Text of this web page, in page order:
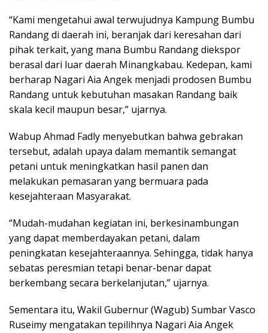
“Kami mengetahui awal terwujudnya Kampung Bumbu
Randang di daerah ini, beranjak dari keresahan dari
pihak terkait, yang mana Bumbu Randang diekspor
berasal dari luar daerah Minangkabau. Kedepan, kami
berharap Nagari Aia Angek menjadi prodosen Bumbu
Randang untuk kebutuhan masakan Randang baik
skala kecil maupun besar,” ujarnya.
Wabup Ahmad Fadly menyebutkan bahwa gebrakan
tersebut, adalah upaya dalam memantik semangat
petani untuk meningkatkan hasil panen dan
melakukan pemasaran yang bermuara pada
kesejahteraan Masyarakat.
“Mudah-mudahan kegiatan ini, berkesinambungan
yang dapat memberdayakan petani, dalam
peningkatan kesejahteraannya. Sehingga, tidak hanya
sebatas peresmian tetapi benar-benar dapat
berkembang secara berkelanjutan,” ujarnya.
Sementara itu, Wakil Gubernur (Wagub) Sumbar Vasco
Ruseimy mengatakan tepilihnya Nagari Aia Angek